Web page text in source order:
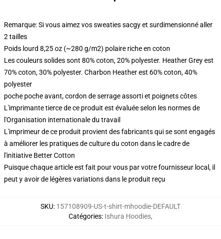
Remarque: Si vous aimez vos sweaties sacgy et surdimensionné aller
2 tailles
Poids lourd 8,25 oz (~280 g/m2) polaire riche en coton
Les couleurs solides sont 80% coton, 20% polyester. Heather Grey est
70% coton, 30% polyester. Charbon Heather est 60% coton, 40%
polyester
poche poche avant, cordon de serrage assorti et poignets côtes
L'imprimante tierce de ce produit est évaluée selon les normes de
l'Organisation internationale du travail
L'imprimeur de ce produit provient des fabricants qui se sont engagés
à améliorer les pratiques de culture du coton dans le cadre de
l'initiative Better Cotton
Puisque chaque article est fait pour vous par votre fournisseur local, il
peut y avoir de légères variations dans le produit reçu
SKU: 157108909-US-t-shirt-mhoodie-DEFAULT
Catégories: Ishura Hoodies,